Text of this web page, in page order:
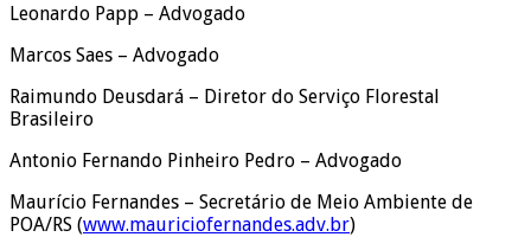
Leonardo Papp – Advogado
Marcos Saes – Advogado
Raimundo Deusdará – Diretor do Serviço Florestal
Brasileiro
Antonio Fernando Pinheiro Pedro – Advogado
Maurício Fernandes – Secretário de Meio Ambiente de
POA/RS (www.mauriciofernandes.adv.br)